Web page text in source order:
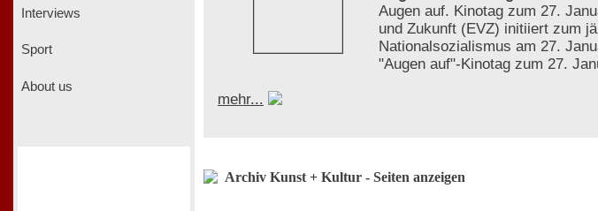
Interviews
Sport
About us
Augen auf. Kinotag zum 27.
und Zukunft (EVZ) initiiert zum
Nationalsozialismus am 27.
"Augen auf"-Kinotag zum 27.
mehr...
Archiv Kunst + Kultur - Seiten anzeigen